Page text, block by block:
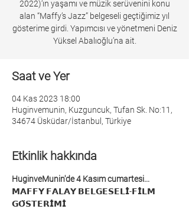
2022)‘ın yaşamı ve müzik serüvenini konu
alan “Maffy’s Jazz” belgeseli geçtiğimiz yıl
gösterime girdi. Yapımcısı ve yönetmeni Deniz
Yüksel Abalıoğlu’na ait.
Saat ve Yer
04 Kas 2023 18:00
Huginvemunin, Kuzguncuk, Tufan Sk. No:11,
34674 Üsküdar/İstanbul, Türkiye
Etkinlik hakkında
HuginveMunin'de 4 Kasım cumartesi...
𝗠𝗔𝗙𝗙𝗬 𝗙𝗔𝗟𝗔𝗬 𝗕𝗘𝗟𝗚𝗘𝗦𝗘𝗟𝗜̇-𝗙𝗜̇𝗟𝗠
𝗚𝗢̈𝗦𝗧𝗘𝗥𝗜̇𝗠𝗜̇